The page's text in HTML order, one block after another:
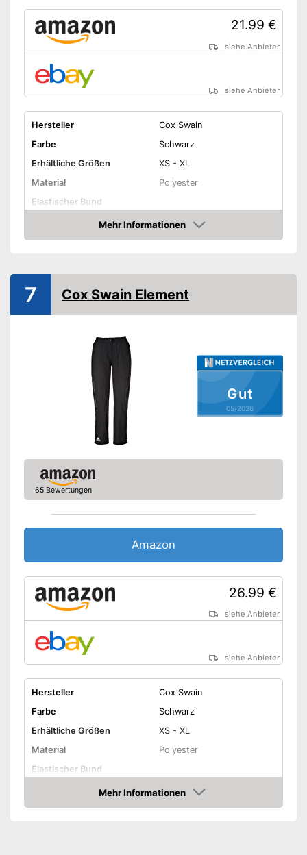
21.99 €
siehe Anbieter
siehe Anbieter
Hersteller
Cox Swain
Farbe
Schwarz
Erhältliche Größen
XS - XL
Material
Polyester
Elastischer Bund
Amazon Lieferzeit
siehe Anbieter
Mehr Informationen
Amazon
Gut
05/2026
7 Cox Swain Element
65 Bewertungen
Amazon
26.99 €
siehe Anbieter
siehe Anbieter
Hersteller
Cox Swain
Farbe
Schwarz
Erhältliche Größen
XS - XL
Material
Polyester
Elastischer Bund
Mehr Informationen
Amazon